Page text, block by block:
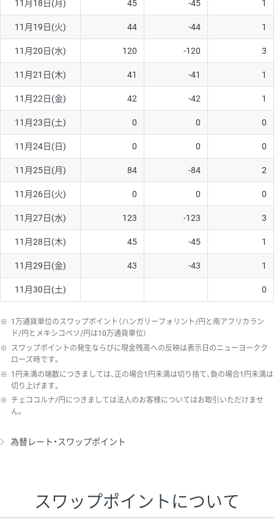
11月18日(月) 45 -45 1
11月19日(火) 44 -44 1
11月20日(水) 120 -120 3
11月21日(木) 41 -41 1
11月22日(金) 42 -42 1
11月23日(土) 0 0 0
11月24日(日) 0 0 0
11月25日(月) 84 -84 2
11月26日(火) 0 0 0
11月27日(水) 123 -123 3
11月28日(木) 45 -45 1
11月29日(金) 43 -43 1
11月30日(土) 0
※ 1万通貨単位のスワップポイント（ハンガリーフォリント/円と南アフリカラン
ド/円とメキシコペソ/円は10万通貨単位）
※ スワップポイントの発生ならびに現金残高への反映は表示日のニューヨークク
ローズ時です。
※ 1円未満の端数につきましては、正の場合1円未満は切り捨て、負の場合1円未満は
切り上げます。
※ チェココルナ/円につきましては法人のお客様についてはお取引いただけませ
ん。
為替レート・スワップポイント
スワップポイントについて